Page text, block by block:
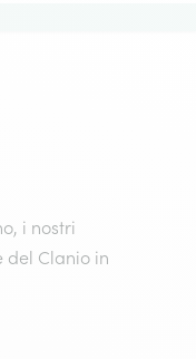
i nostri
del Clanio in